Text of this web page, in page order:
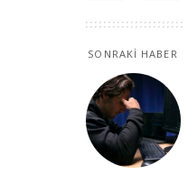
SONRAKİ HABER